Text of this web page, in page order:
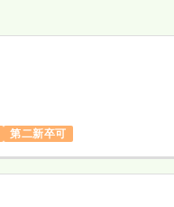
第二新卒可